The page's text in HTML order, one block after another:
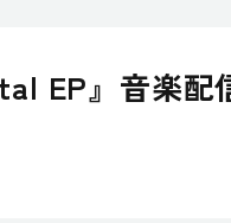
EP』音楽配